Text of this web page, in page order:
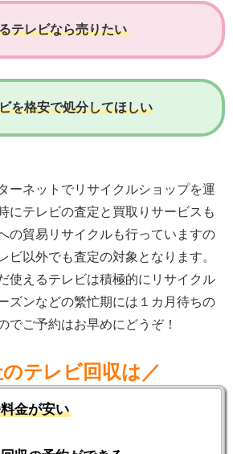
テレビなら売りたい
を格安で処分してほしい
ーネットでリサイクルショップを運
にテレビの査定と買取りサービスも
の貿易リサイクルも行っていますの
ビ以外でも査定の対象となります。
使えるテレビは積極的にリサイクル
ズンなどの繁忙期には１カ月待ちの
でご予約はお早めにどうぞ！
のテレビ回収は／
金が安い